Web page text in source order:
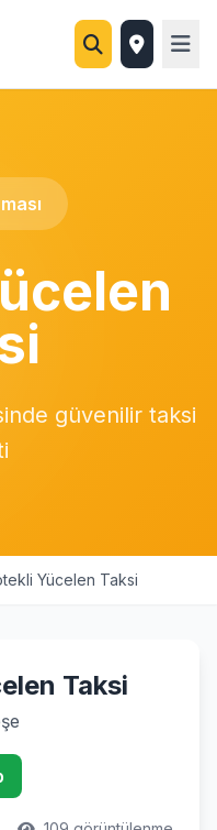
güvenilir taksi
Yücelen Taksi
Taksi